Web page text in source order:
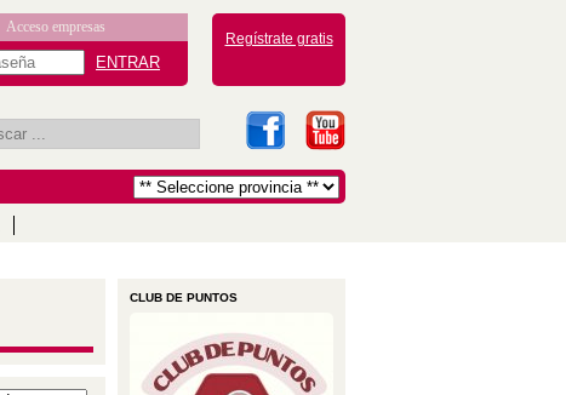
Regístrate gratis
Acceso empresas
CLUB DE PUNTOS